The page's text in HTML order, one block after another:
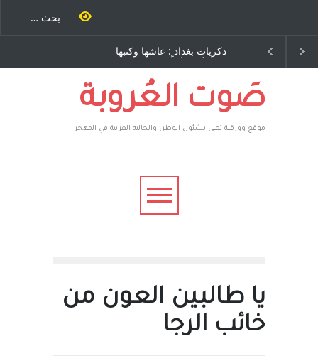
دكريات بغداد ٍ: عاشها وكتبها
:وليد رباح – نيوجرسي –
الولايات المتحدة الامريكية
كتب
يقهر
صَوت العُروبة
موقع وورقية تعنى بشئون الوطن والجاليه العربية في المهجر
يا طالبين العون من
خائب الرجا